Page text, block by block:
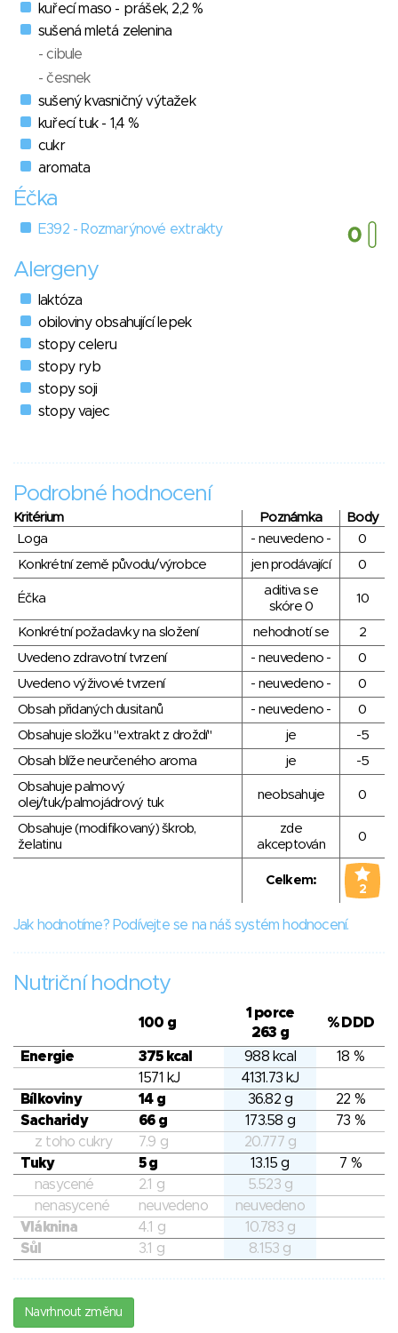
kuřecí maso - prášek, 2,2 %
sušená mletá zelenina
- cibule
- česnek
sušený kvasničný výtažek
kuřecí tuk - 1,4 %
cukr
aromata
Éčka
E392 - Rozmarýnové extrakty
Alergeny
laktóza
obiloviny obsahující lepek
stopy celeru
stopy ryb
stopy soji
stopy vajec
Podrobné hodnocení
Kritérium Poznámka
Body
Loga
- neuvedeno -
0
Konkrétní země původu/výrobce
jen prodávající 0
Éčka
aditiva se
skóre 0
10
Konkrétní požadavky na složení nehodnotí se
2
Uvedeno zdravotní tvrzení
- neuvedeno -
0
Uvedeno výživové tvrzení
- neuvedeno -
0
Obsah přidaných dusitanů
- neuvedeno -
0
Obsahuje složku "extrakt z droždí"
je
-5
Obsah blíže neurčeného aroma
je
-5
Obsahuje palmový
olej/tuk/palmojádrový tuk
neobsahuje 0
Obsahuje (modifikovaný) škrob,
želatinu
zde
akceptován
0
Celkem:
2
Jak hodnotíme? Podívejte se na náš systém hodnocení.
Nutriční hodnoty
100 g
1 porce
263 g
% DDD
Energie 375 kcal 988 kcal
18 %
1571 kJ
4131.73 kJ
Bílkoviny
14 g 36.82 g
22 %
Sacharidy
66 g 173.58 g
73 %
z toho cukry
7.9 g
20.777 g
Tuky
5 g 13.15 g
7 %
nasycené
2.1 g
5.523 g
nenasycené
neuvedeno
neuvedeno
Vláknina
4.1 g
10.783 g
Sůl
3.1 g 8.153 g
Navrhnout změnu